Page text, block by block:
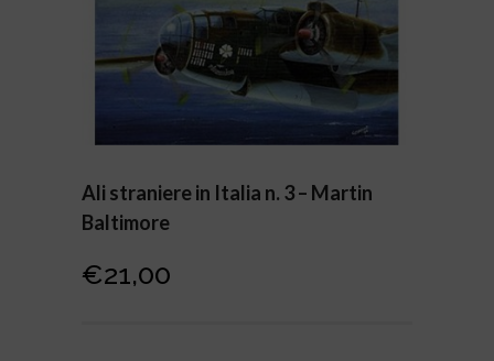
Ali straniere in Italia n. 3 – Martin
Baltimore
€21,00